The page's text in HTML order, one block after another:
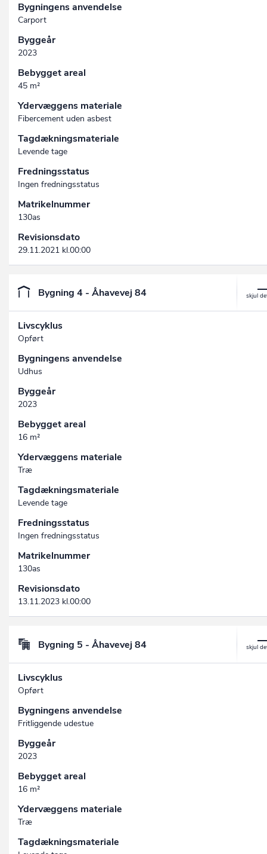
Bygningens anvendelse
Carport
Byggeår
2023
Bebygget areal
45 m²
Ydervæggens materiale
Fibercement uden asbest
Tagdækningsmateriale
Levende tage
Fredningsstatus
Ingen fredningsstatus
Matrikelnummer
130as
Revisionsdato
29.11.2021 kl.00:00
Bygning 4 - Åhavevej 84
Livscyklus
Opført
Bygningens anvendelse
Udhus
Byggeår
2023
Bebygget areal
16 m²
Ydervæggens materiale
Træ
Tagdækningsmateriale
Levende tage
Fredningsstatus
Ingen fredningsstatus
Matrikelnummer
130as
Revisionsdato
13.11.2023 kl.00:00
Bygning 5 - Åhavevej 84
Livscyklus
Opført
Bygningens anvendelse
Fritliggende udestue
Byggeår
2023
Bebygget areal
16 m²
Ydervæggens materiale
Træ
Tagdækningsmateriale